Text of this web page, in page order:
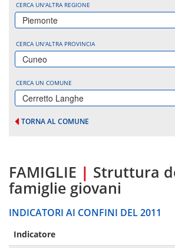
CERCA UN'ALTRA REGIONE
Piemonte
CERCA UN'ALTRA PROVINCIA
Cuneo
CERCA UN COMUNE
Cerretto Langhe
TORNA AL COMUNE
FAMIGLIE | Struttura
famiglie giovani
INDICATORI AI CONFINI DEL 2011
Indicatore